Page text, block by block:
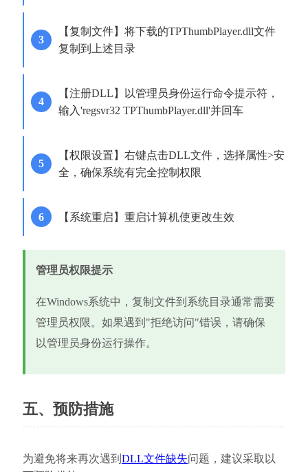
【复制文件】将下载的TPThumbPlayer.dll文件
复制到上述目录
【注册DLL】以管理员身份运行命令提示符，
输入'regsvr32 TPThumbPlayer.dll'并回车
【权限设置】右键点击DLL文件，选择属性>安
全，确保系统有完全控制权限
【系统重启】重启计算机使更改生效
管理员权限提示
在Windows系统中，复制文件到系统目录通常需要
管理员权限。如果遇到"拒绝访问"错误，请确保
以管理员身份运行操作。
五、预防措施
为避免将来再次遇到 DLL文件缺失问题，建议采取以